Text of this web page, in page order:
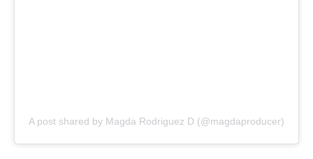
A post shared by Magda Rodriguez D (@magdaproducer)